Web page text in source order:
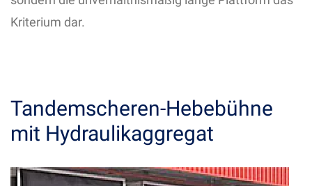
Kriterium dar.
Tandemscheren-Hebebühne
mit Hydraulikaggregat